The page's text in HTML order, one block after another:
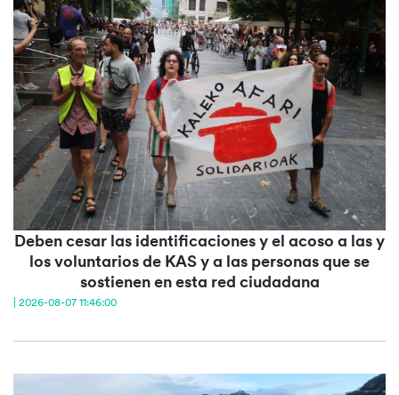
Deben cesar las identificaciones y el acoso a las y
los voluntarios de KAS y a las personas que se
sostienen en esta red ciudadana
| 2026-08-07 11:46:00